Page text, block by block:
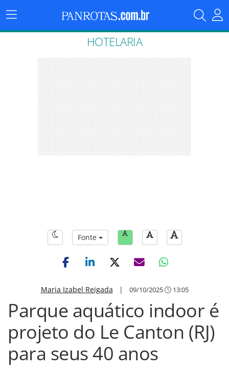
Menu
Principal
HOTELARIA
Fonte
Maria Izabel Reigada | 09/10/2025 13:05
Parque aquático indoor é
projeto do Le Canton (RJ)
para seus 40 anos